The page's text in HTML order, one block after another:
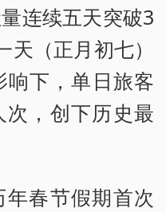
连续五天突破3
（正月初七）
下，单日旅客
，创下历史最
春节假期首次